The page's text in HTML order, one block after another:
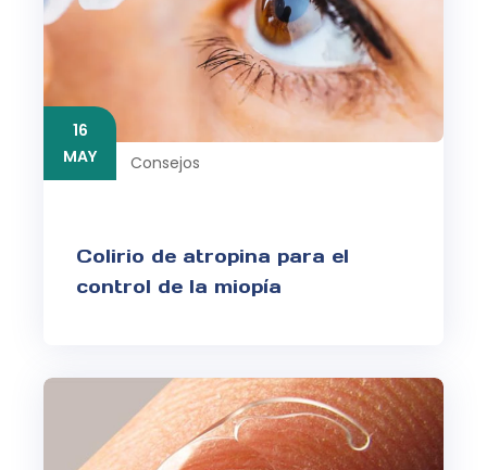
16
MAY
Consejos
Colirio de atropina para el
control de la miopía